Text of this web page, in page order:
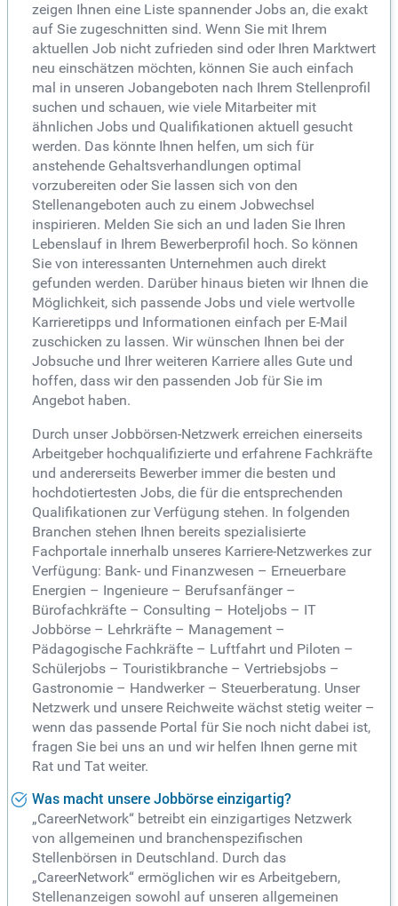
zeigen Ihnen eine Liste spannender Jobs an, die exakt
auf Sie zugeschnitten sind. Wenn Sie mit Ihrem
aktuellen Job nicht zufrieden sind oder Ihren Marktwert
neu einschätzen möchten, können Sie auch einfach
mal in unseren Jobangeboten nach Ihrem Stellenprofil
suchen und schauen, wie viele Mitarbeiter mit
ähnlichen Jobs und Qualifikationen aktuell gesucht
werden. Das könnte Ihnen helfen, um sich für
anstehende Gehaltsverhandlungen optimal
vorzubereiten oder Sie lassen sich von den
Stellenangeboten auch zu einem Jobwechsel
inspirieren. Melden Sie sich an und laden Sie Ihren
Lebenslauf in Ihrem Bewerberprofil hoch. So können
Sie von interessanten Unternehmen auch direkt
gefunden werden. Darüber hinaus bieten wir Ihnen die
Möglichkeit, sich passende Jobs und viele wertvolle
Karrieretipps und Informationen einfach per E-Mail
zuschicken zu lassen. Wir wünschen Ihnen bei der
Jobsuche und Ihrer weiteren Karriere alles Gute und
hoffen, dass wir den passenden Job für Sie im
Angebot haben.
Durch unser Jobbörsen-Netzwerk erreichen einerseits
Arbeitgeber hochqualifizierte und erfahrene Fachkräfte
und andererseits Bewerber immer die besten und
hochdotiertesten Jobs, die für die entsprechenden
Qualifikationen zur Verfügung stehen. In folgenden
Branchen stehen Ihnen bereits spezialisierte
Fachportale innerhalb unseres Karriere-Netzwerkes zur
Verfügung: Bank- und Finanzwesen – Erneuerbare
Energien – Ingenieure – Berufsanfänger –
Bürofachkräfte – Consulting – Hoteljobs – IT
Jobbörse – Lehrkräfte – Management –
Pädagogische Fachkräfte – Luftfahrt und Piloten –
Schülerjobs – Touristikbranche – Vertriebsjobs –
Gastronomie – Handwerker – Steuerberatung. Unser
Netzwerk und unsere Reichweite wächst stetig weiter –
wenn das passende Portal für Sie noch nicht dabei ist,
fragen Sie bei uns an und wir helfen Ihnen gerne mit
Rat und Tat weiter.
Was macht unsere Jobbörse einzigartig?
„CareerNetwork“ betreibt ein einzigartiges Netzwerk
von allgemeinen und branchenspezifischen
Stellenbörsen in Deutschland. Durch das
„CareerNetwork“ ermöglichen wir es Arbeitgebern,
Stellenanzeigen sowohl auf unseren allgemeinen